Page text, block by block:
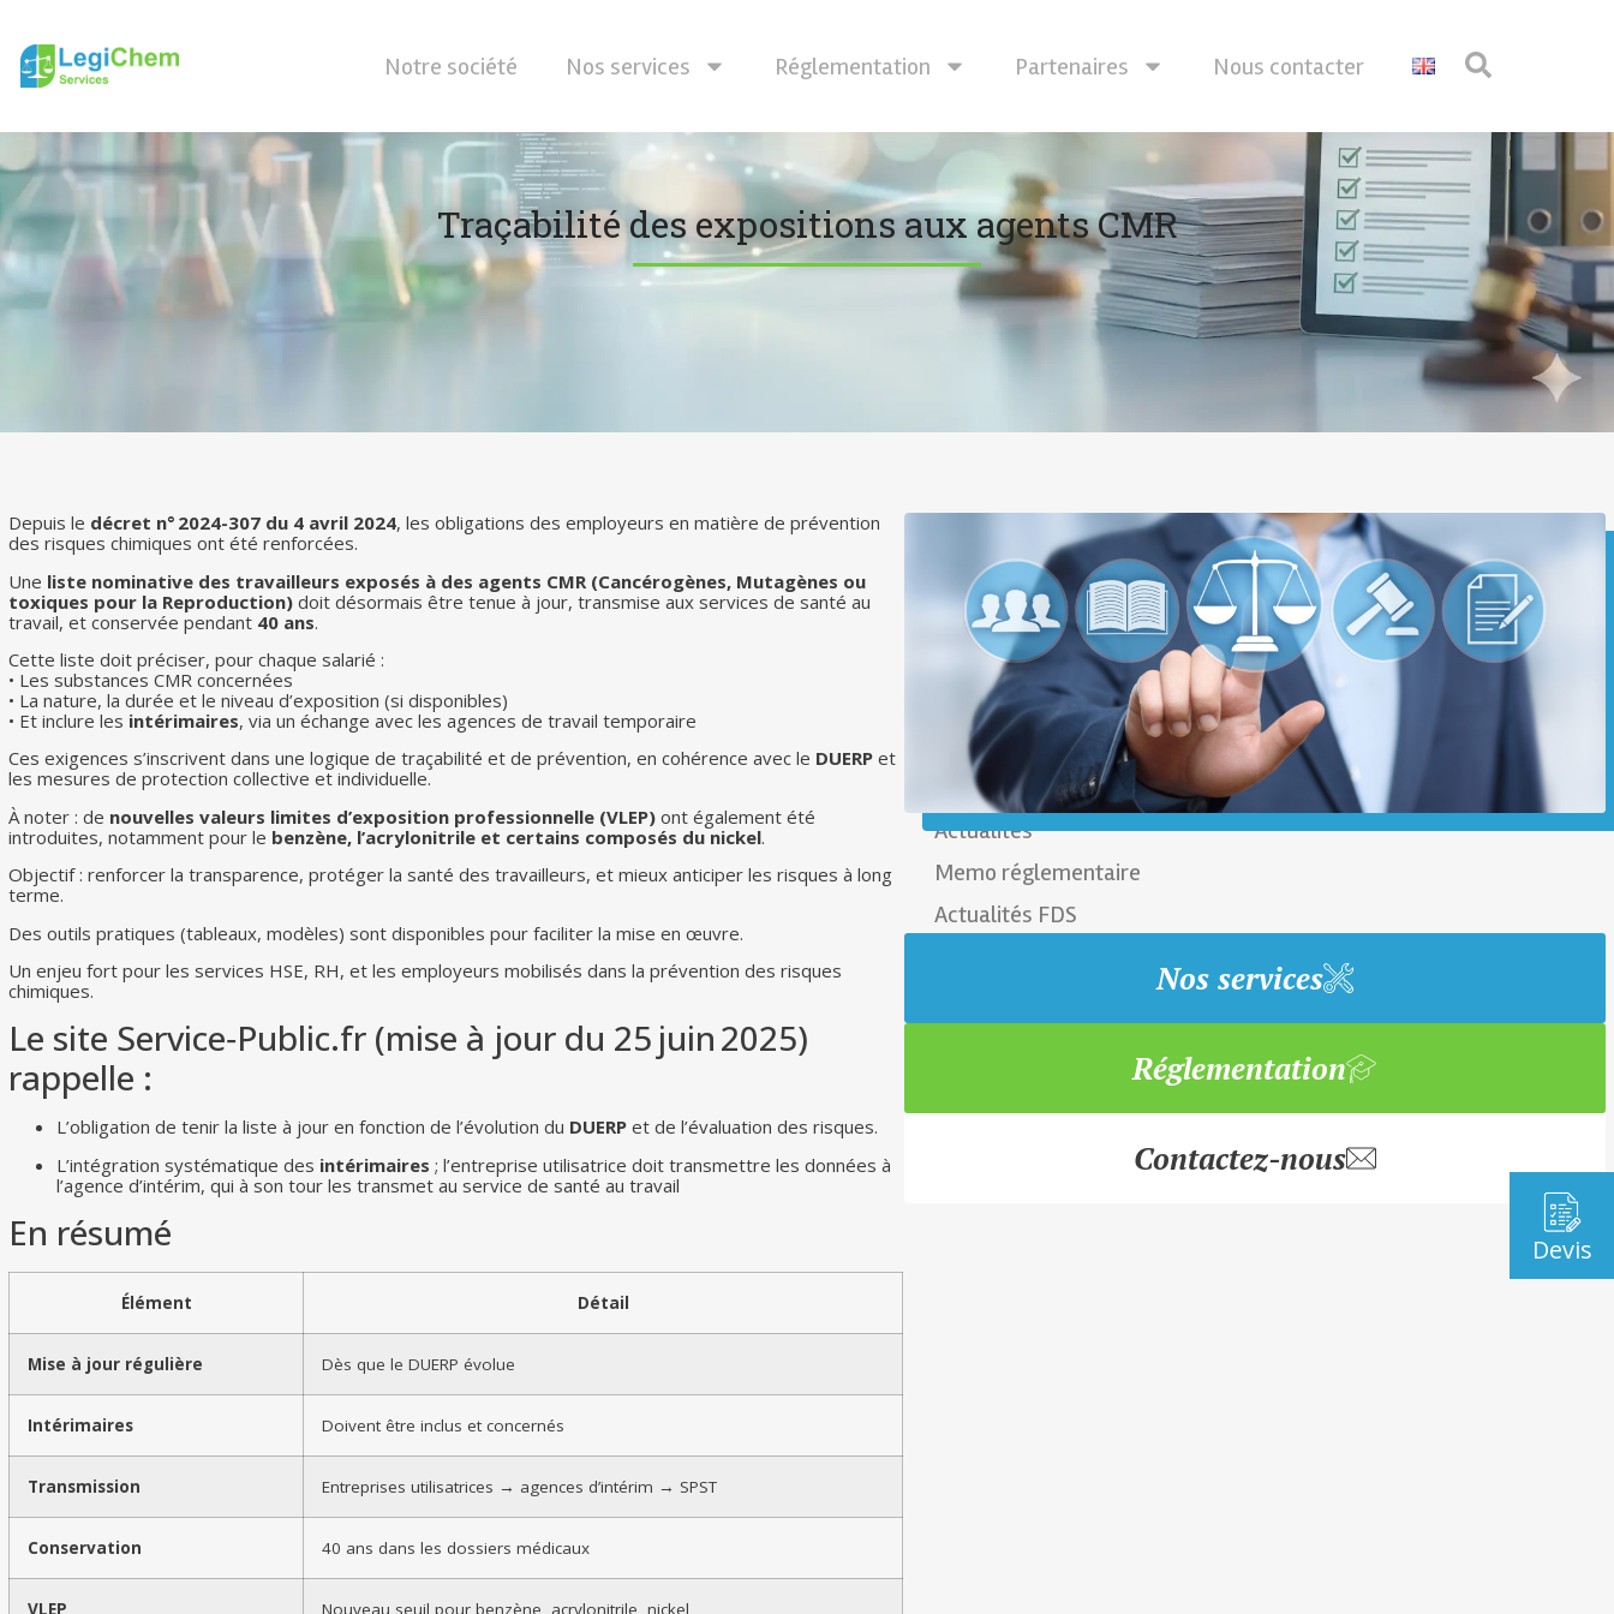
Notre société Nos services Réglementation Partenaires Nous contacter
Traçabilité des expositions aux agents CMR
Depuis le décret n° 2024-307 du 4 avril 2024, les obligations des employeurs en matière de prévention
des risques chimiques ont été renforcées.
Une liste nominative des travailleurs exposés à des agents CMR (Cancérogènes, Mutagènes ou
toxiques pour la Reproduction) doit désormais être tenue à jour, transmise aux services de santé au
travail, et conservée pendant 40 ans.
Cette liste doit préciser, pour chaque salarié :
• Les substances CMR concernées
• La nature, la durée et le niveau d’exposition (si disponibles)
• Et inclure les intérimaires, via un échange avec les agences de travail temporaire
Ces exigences s’inscrivent dans une logique de traçabilité et de prévention, en cohérence avec le DUERP et
les mesures de protection collective et individuelle.
À noter : de nouvelles valeurs limites d’exposition professionnelle (VLEP) ont également été
introduites, notamment pour le benzène, l’acrylonitrile et certains composés du nickel.
Objectif : renforcer la transparence, protéger la santé des travailleurs, et mieux anticiper les risques à long
terme.
Des outils pratiques (tableaux, modèles) sont disponibles pour faciliter la mise en œuvre.
Un enjeu fort pour les services HSE, RH, et les employeurs mobilisés dans la prévention des risques
chimiques.
Le site Service‑Public.fr (mise à jour du 25 juin 2025)
rappelle :
L’obligation de tenir la liste à jour en fonction de l’évolution du DUERP et de l’évaluation des risques.
L’intégration systématique des intérimaires ; l’entreprise utilisatrice doit transmettre les données à
l’agence d’intérim, qui à son tour les transmet au service de santé au travail
En résumé
Élément Détail
Mise à jour régulière Dès que le DUERP évolue
Intérimaires Doivent être inclus et concernés
Transmission Entreprises utilisatrices → agences d’intérim → SPST
Conservation 40 ans dans les dossiers médicaux
VLEP Nouveau seuil pour benzène, acrylonitrile, nickel
Actualités
Memo réglementaire
Actualités FDS
Nos services
Réglementation
Contactez-nous
Devis